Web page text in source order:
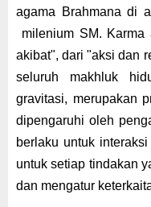
agama Brahmana di
milenium SM.
akibat", dari "aksi dan
seluruh makhluk
gravitasi, merupakan
dipengaruhi oleh
berlaku untuk
untuk setiap tindakan
dan mengatur